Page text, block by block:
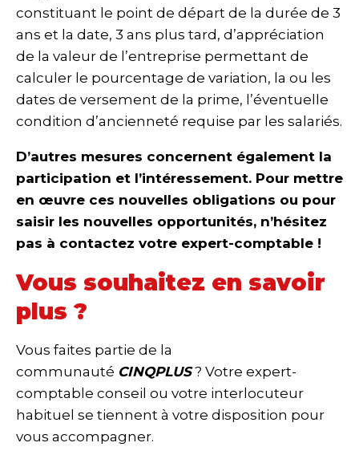
constituant le point de départ de la durée de 3
ans et la date, 3 ans plus tard, d’appréciation
de la valeur de l’entreprise permettant de
calculer le pourcentage de variation, la ou les
dates de versement de la prime, l’éventuelle
condition d’ancienneté requise par les salariés.
D’autres mesures concernent également la
participation et l’intéressement. Pour mettre
en œuvre ces nouvelles obligations ou pour
saisir les nouvelles opportunités, n’hésitez
pas à contactez votre expert-comptable !
Vous souhaitez en savoir
plus ?
Vous faites partie de la
communauté CINQPLUS? Votre expert-
comptable conseil ou votre interlocuteur
habituel se tiennent à votre disposition pour
vous accompagner.